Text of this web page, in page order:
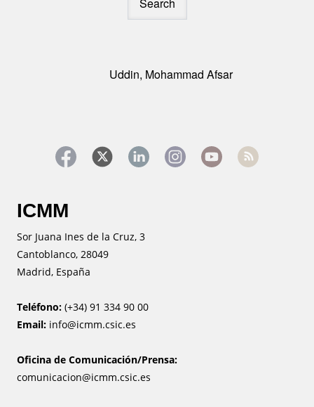
Uddin, Mohammad Afsar
ICMM
Sor Juana Ines de la Cruz, 3
Cantoblanco, 28049
Madrid, España
Teléfono: (+34) 91 334 90 00
Email: info@icmm.csic.es
Oficina de Comunicación/Prensa:
comunicacion@icmm.csic.es